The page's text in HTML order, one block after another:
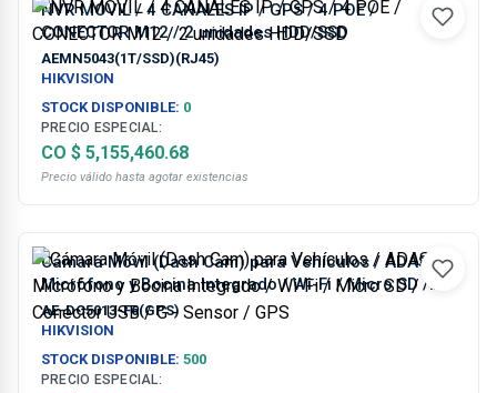
NVR MOVIL / 4 CANALES IP / GPS / 4 POE /
CONECTOR M12 / 2 unidades HDD/SSD
AEMN5043(1T/SSD)(RJ45)
HIKVISION
STOCK DISPONIBLE: 0
PRECIO ESPECIAL:
CO $ 5,155,460.68
Precio válido hasta agotar existencias
Cámara Móvil (Dash Cam) para Vehículos / ADAS /
Micrófono y Bocina Integrado / Wi-Fi / Micro SD /
Conector USB / G - Sensor / GPS
AE-DC5013-F6(GPS)
HIKVISION
STOCK DISPONIBLE: 500
PRECIO ESPECIAL: